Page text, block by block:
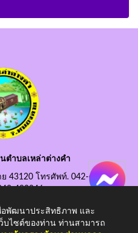
ตำบลเหล่าต่างคำ
43120 โทรศัพท์. 042-490845
490846
อพัฒนาประสิทธิภาพ และ
บไซต์ของท่าน ท่านสามารถ